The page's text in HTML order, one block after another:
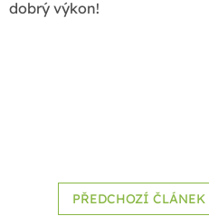
dobrý výkon!
PŘEDCHOZÍ ČLÁNEK